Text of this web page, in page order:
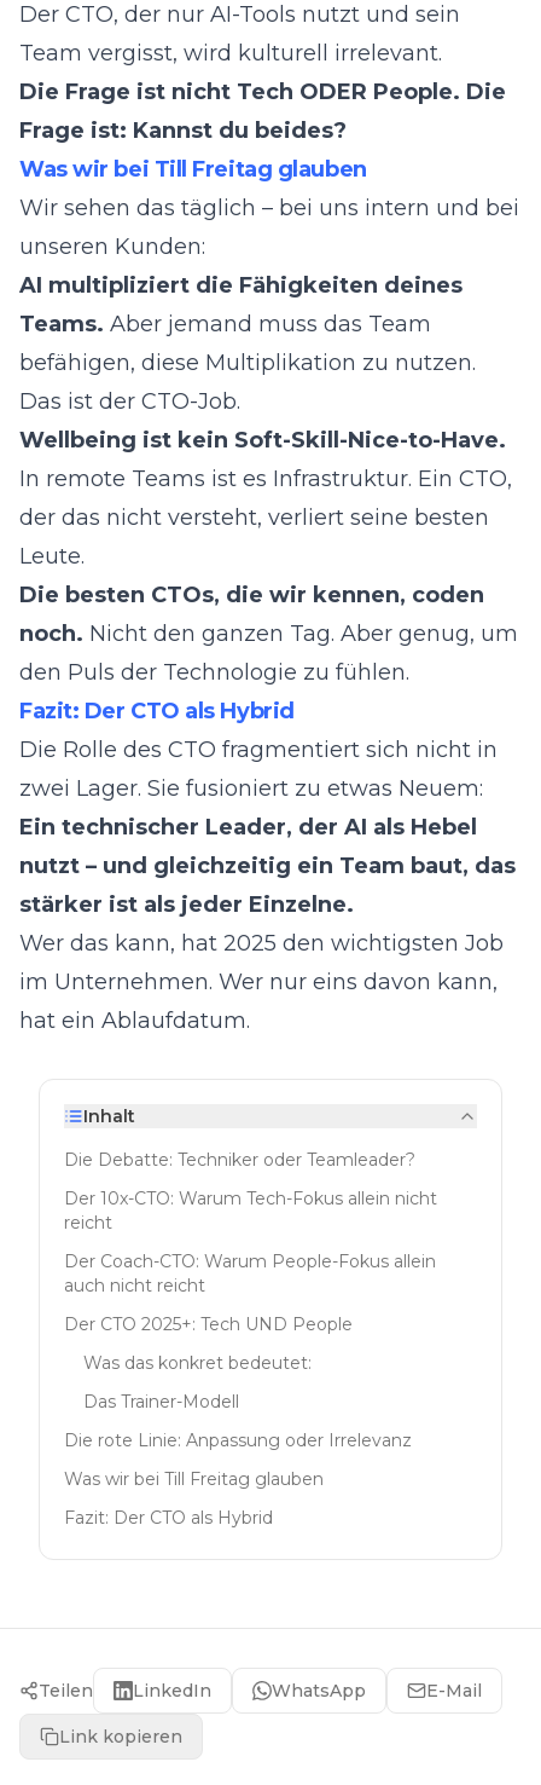
Der CTO, der nur AI-Tools nutzt und sein
Team vergisst, wird kulturell irrelevant.
Die Frage ist nicht Tech ODER People. Die
Frage ist: Kannst du beides?
Was wir bei Till Freitag glauben
Wir sehen das täglich – bei uns intern und bei
unseren Kunden:
AI multipliziert die Fähigkeiten deines
Teams. Aber jemand muss das Team
befähigen, diese Multiplikation zu nutzen.
Das ist der CTO-Job.
Wellbeing ist kein Soft-Skill-Nice-to-Have.
In remote Teams ist es Infrastruktur. Ein CTO,
der das nicht versteht, verliert seine besten
Leute.
Die besten CTOs, die wir kennen, coden
noch. Nicht den ganzen Tag. Aber genug, um
den Puls der Technologie zu fühlen.
Fazit: Der CTO als Hybrid
Die Rolle des CTO fragmentiert sich nicht in
zwei Lager. Sie fusioniert zu etwas Neuem:
Ein technischer Leader, der AI als Hebel
nutzt – und gleichzeitig ein Team baut, das
stärker ist als jeder Einzelne.
Wer das kann, hat 2025 den wichtigsten Job
im Unternehmen. Wer nur eins davon kann,
hat ein Ablaufdatum.
Inhalt
Die Debatte: Techniker oder Teamleader?
Der 10x-CTO: Warum Tech-Fokus allein nicht
reicht
Der Coach-CTO: Warum People-Fokus allein
auch nicht reicht
Der CTO 2025+: Tech UND People
Was das konkret bedeutet:
Das Trainer-Modell
Die rote Linie: Anpassung oder Irrelevanz
Was wir bei Till Freitag glauben
Fazit: Der CTO als Hybrid
Teilen LinkedIn WhatsApp E-Mail
Link kopieren